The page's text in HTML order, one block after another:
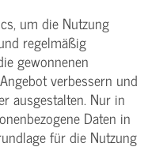
um die Nutzung
regelmäßig
gewonnenen
verbessern und
ausgestalten. Nur in
Daten in
für die Nutzung